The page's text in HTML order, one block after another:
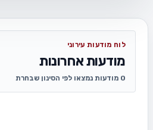
לוח מודעות עירוני
מודעות אחרונות
0 מודעות נמצאו לפי הסינון שבחרת